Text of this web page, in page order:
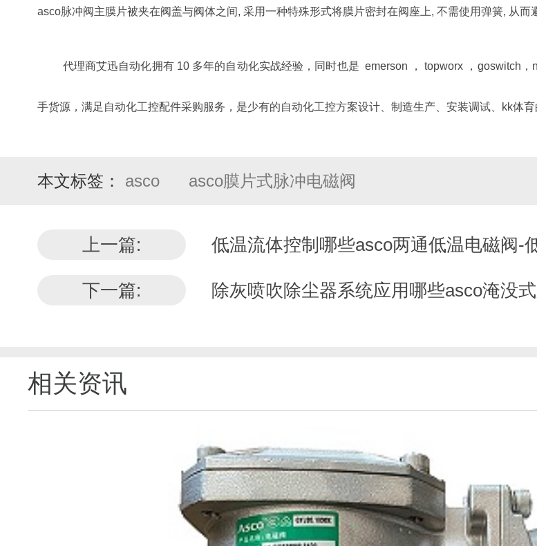
asco脉冲阀主膜片被夹在阀盖与阀体之间, 采用一种特殊形式将膜片密封在阀座上, 不需使用弹簧, 从而
代理商艾迅自动化拥有 10 多年的自动化实战经验，同时也是 emerson ， topworx ，goswitch
手货源，满足自动化工控配件采购服务，是少有的自动化工控方案设计、制造生产、安装调试、kk体
本文标签： asco asco膜片式脉冲电磁阀
上一篇: 低温流体控制哪些asco两通低温电磁阀-
下一篇: 除灰喷吹除尘器系统应用哪些asco淹没
相关资讯